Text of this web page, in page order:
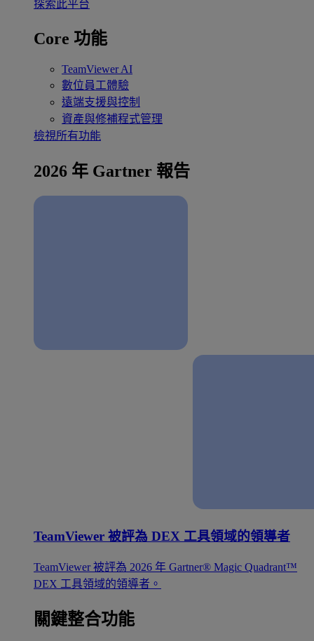
探索此平台
Core 功能
TeamViewer AI
數位員工體驗
遠端支援與控制
資產與修補程式管理
檢視所有功能
2026 年 Gartner 報告
TeamViewer 被評為 DEX 工具領域的領導者
TeamViewer 被評為 2026 年 Gartner® Magic Quadrant™
DEX 工具領域的領導者。
關鍵整合功能